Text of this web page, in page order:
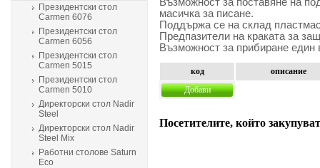
Президентски стол
Carmen 6076
Президентски стол
Carmen 6056
Президентски стол
Carmen 5015
Президентски стол
Carmen 5010
Директорски стол Nadir
Steel
Директорски стол Nadir
Steel Mix
Работни столове Saturn
Eco
масичка за писане.
Поддържа се на склад
Предпазители на краката за
Възможност за прибиране един
код
описание
Добави
Посетителите, който